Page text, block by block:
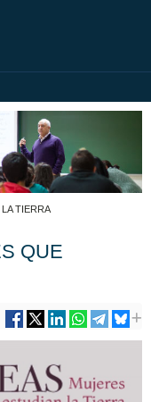
TIERRA
QUE